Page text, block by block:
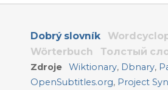
Dobrý slovník
Wörterbuch
Толстый
Zdroje Wiktionary, Dbnary,
OpenSubtitles.org, Project